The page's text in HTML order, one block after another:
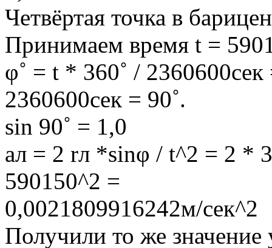
Четвёртая точка в
Принимаем время t =
φ˚ = t * 360˚ /
2360600сек = 90˚.
sin 90˚ = 1,0
aл = 2 rл *sinφ / t^2 = 2 *
590150^2 =
0,0021809916242м/сек^2
Получили то же